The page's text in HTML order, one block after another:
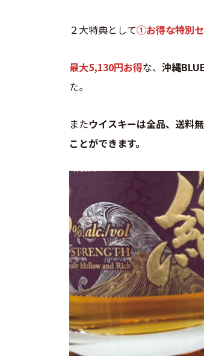
２大特典として①お得な特別
最大5,130円お得な、 沖縄
た。
またウイスキーは全品、送料
ことができます。